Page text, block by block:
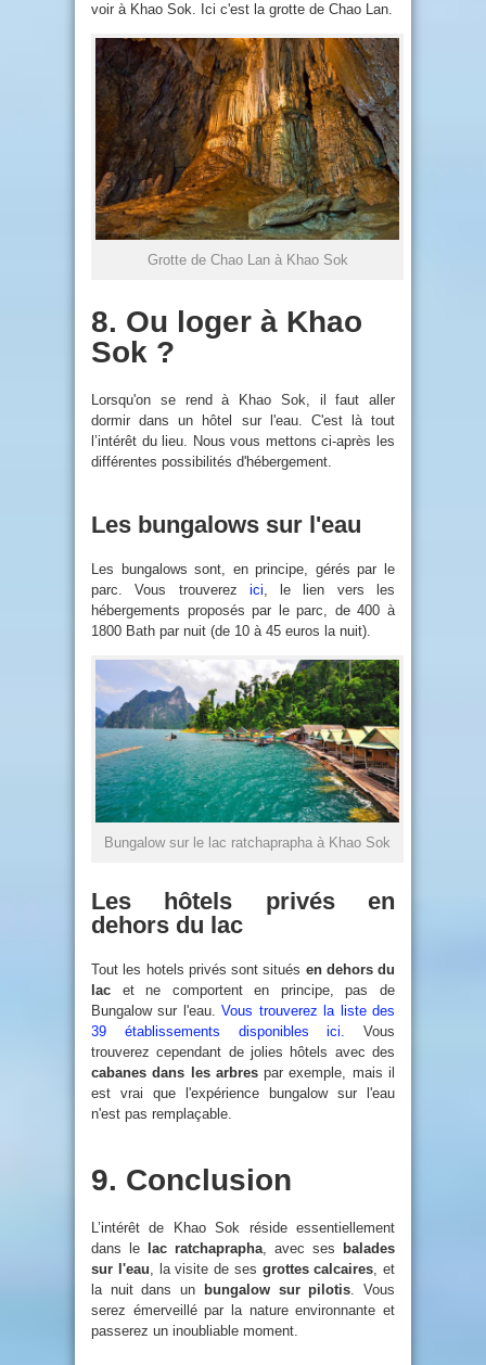
voir à Khao Sok. Ici c'est la grotte de Chao Lan.
Grotte de Chao Lan à Khao Sok
8. Ou loger à Khao
Sok ?
Lorsqu'on se rend à Khao Sok, il faut aller
dormir dans un hôtel sur l'eau. C'est là tout
l’intérêt du lieu. Nous vous mettons ci-après les
différentes possibilités d'hébergement.
Les bungalows sur l'eau
Les bungalows sont, en principe, gérés par le
parc. Vous trouverez ici, le lien vers les
hébergements proposés par le parc, de 400 à
1800 Bath par nuit (de 10 à 45 euros la nuit).
Bungalow sur le lac ratchaprapha à Khao Sok
Les hôtels privés en
dehors du lac
Tout les hotels privés sont situés en dehors du
lac et ne comportent en principe, pas de
Bungalow sur l'eau.Vous trouverez la liste des
39 établissements disponibles ici. Vous
trouverez cependant de jolies hôtels avec des
cabanes dans les arbrespar exemple, mais il
est vrai que l'expérience bungalow sur l'eau
n'est pas remplaçable.
9. Conclusion
L’intérêt de Khao Sok réside essentiellement
dans le
lac ratchaprapha, avec ses
balades
sur l'eau, la visite de ses grottes calcaires, et
la nuit dans un
bungalow sur pilotis. Vous
serez émerveillé par la nature environnante et
passerez un inoubliable moment.